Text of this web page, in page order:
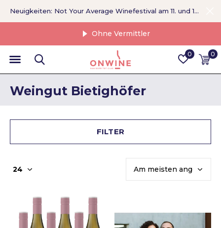
0 0
Ohne Vermittler
Neuigkeiten: Not Your Average Winefestival am 11. und 12. September >
Weingut Bietighöfer
FILTER